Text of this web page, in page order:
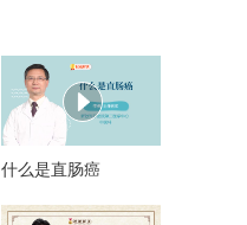
什么是直肠癌